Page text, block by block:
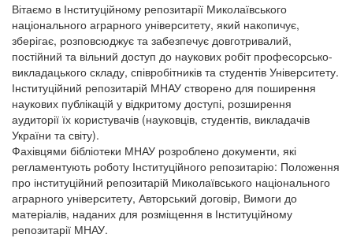
Вітаємо в Інституційному репозитарії Миколаївського
національного аграрного університету, який накопичує,
зберігає, розповсюджує та забезпечує довготривалий,
постійний та вільний доступ до наукових робіт професорсько-
викладацького складу, співробітників та студентів Університету.
Інституційний репозитарій МНАУ створено для поширення
наукових публікацій у відкритому доступі, розширення
аудиторії їх користувачів (науковців, студентів, викладачів
України та світу).
Фахівцями бібліотеки МНАУ розроблено документи, які
регламентують роботу Інституційного репозитарію: Положення
про інституційний репозитарій Миколаївського національного
аграрного університету, Авторський договір, Вимоги до
матеріалів, наданих для розміщення в Інституційному
репозитарії МНАУ.